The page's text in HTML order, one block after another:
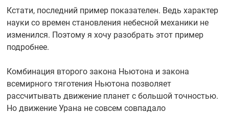
Кстати, последний пример показателен. Ведь характер
науки со времен становления небесной механики не
изменился. Поэтому я хочу разобрать этот пример
подробнее.
Комбинация второго закона Ньютона и закона
всемирного тяготения Ньютона позволяет
рассчитывать движение планет с большой точностью.
Но движение Урана не совсем совпадало